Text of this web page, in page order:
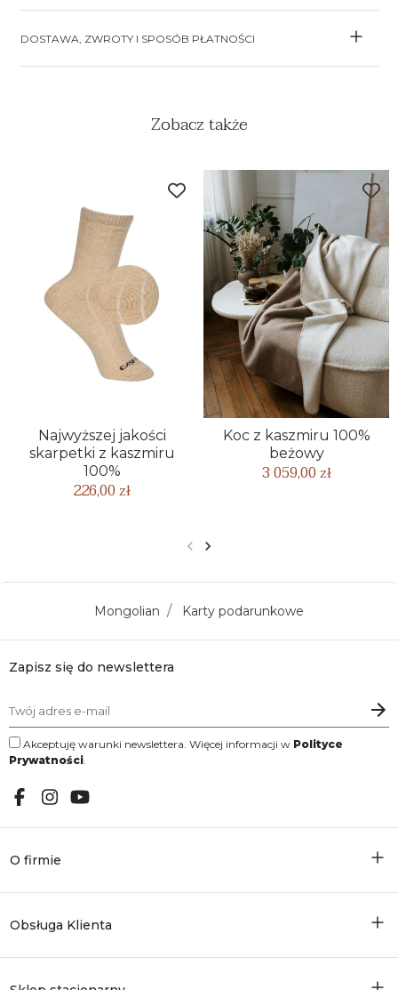
DOSTAWA, ZWROTY I SPOSÓB PŁATNOŚCI
Zobacz także
Najwyższej jakości
skarpetki z kaszmiru
100%
226,00 zł
Koc z kaszmiru 100%
beżowy
3 059,00 zł
Poprzedni
Następny
Mongolian Karty podarunkowe
Zapisz się do newslettera
Akceptuję warunki newslettera. Więcej informacji w Polityce
Prywatności.
O firmie
Obsługa Klienta